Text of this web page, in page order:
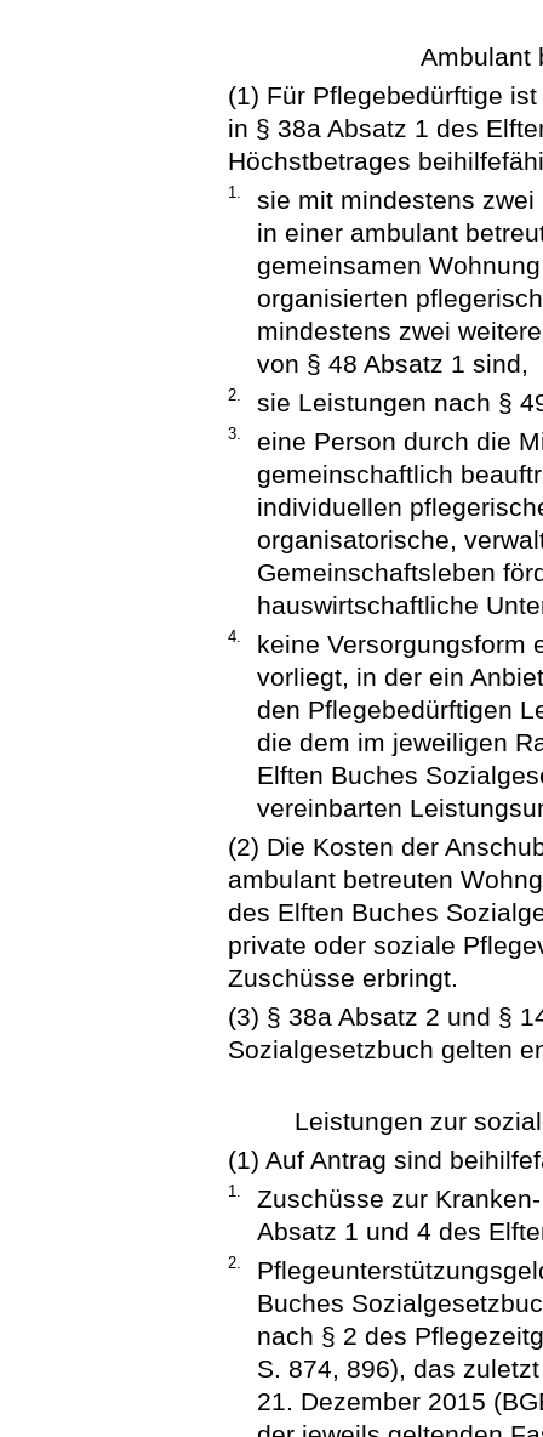
Ambulant
(1) Für Pflegebedürftige
in § 38a Absatz 1 des
Höchstbetrages
1.
sie mit mindestens
in einer ambulant
gemeinsamen
organisierten
mindestens zwei
von § 48 Absatz 1 sind,
2. sie Leistungen nach §
3.
eine Person durch die
gemeinschaftlich
individuellen
organisatorische,
Gemeinschaftsleben
hauswirtschaftliche
4.
keine Versorgungsform
vorliegt, in der ein
den Pflegebedürftigen
die dem im jeweiligen
Elften Buches
vereinbarten
(2) Die Kosten der
ambulant betreuten
des Elften Buches
private oder soziale
Zuschüsse erbringt.
(3) § 38a Absatz 2 und §
Sozialgesetzbuch gelten
Leistungen zur
(1) Auf Antrag sind
1.
Zuschüsse zur
Absatz 1 und 4 des
2.
Buches
nach § 2 des
S. 874, 896), das
21. Dezember 2015